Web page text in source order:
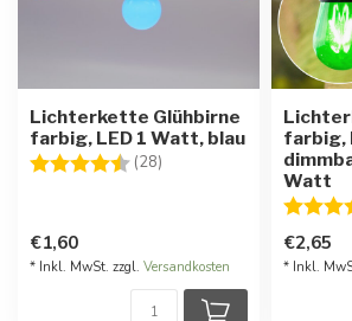
Lichterkette Glühbirne
farbig, LED 1 Watt, blau
Bewertung:
(28) 4.7 von 5 Sternen
€1,60
* Inkl. MwSt. zzgl. Versandkosten
farbig,
Watt
€2,65
* Inkl.